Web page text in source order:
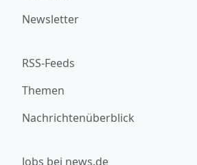
Newsletter
RSS-Feeds
Themen
Nachrichtenüberblick
Jobs bei news.de